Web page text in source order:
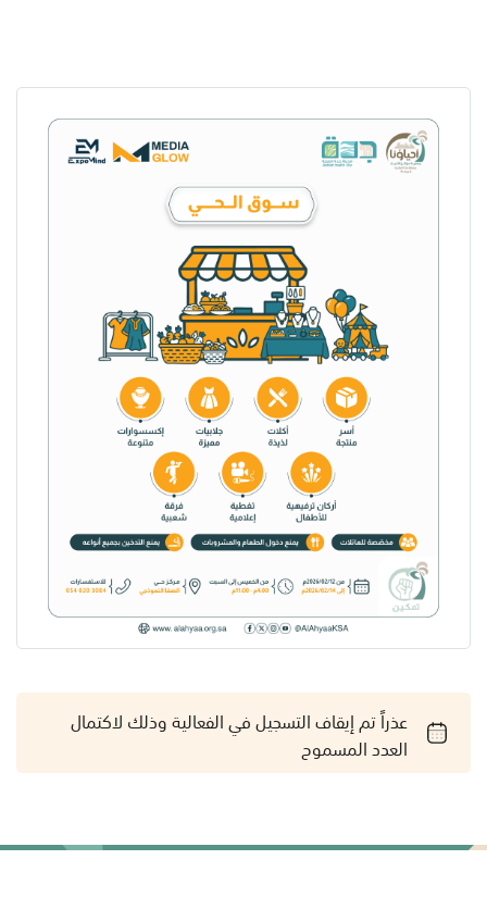
عذراً تم إيقاف التسجيل في الفعالية وذلك لاكتمال
العدد المسموح